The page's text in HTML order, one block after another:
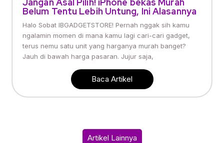
Jangan Asal Pilih! iPhone bekas Murah
Belum Tentu Lebih Untung, Ini Alasannya
Halo Sobat IBGADGETSTORE! Pernah nggak sih kamu
ngalamin momen di mana kamu lagi cari-cari gadget,
terus nemu satu unit yang harganya murah banget?
Jauh di bawah harga pasaran. Jujur saja,
Baca Artikel
Artikel Lainnya